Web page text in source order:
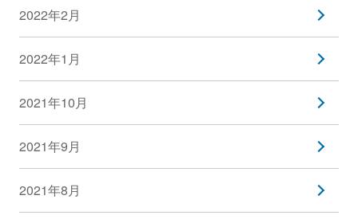
2022年2月
2022年1月
2021年10月
2021年9月
2021年8月